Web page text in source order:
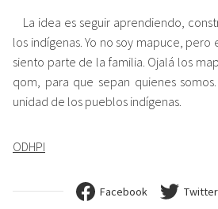
La idea es seguir aprendiendo,
los indígenas. Yo no soy mapuce,
siento parte de la familia. Ojalá los
qom, para que sepan quienes
unidad de los pueblos indígenas.
ODHPI
Facebook Twitter